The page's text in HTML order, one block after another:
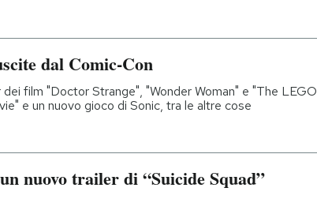
dal Comic-Con
dei film "Doctor Strange", "Wonder Woman" e "The LEGO
e un nuovo gioco di Sonic, tra le altre cose
nuovo trailer di “Suicide Squad”